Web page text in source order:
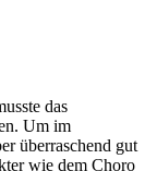
das
Um im
überraschend gut
wie dem Choro